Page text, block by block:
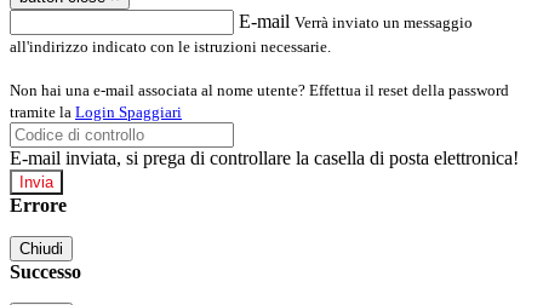
E-mail Verrà inviato un messaggio
all'indirizzo indicato con le istruzioni necessarie.
Non hai una e-mail associata al nome utente? Effettua il reset della password
tramite la Login Spaggiari
E-mail inviata, si prega di controllare la casella di posta elettronica!
Errore
Chiudi
Successo